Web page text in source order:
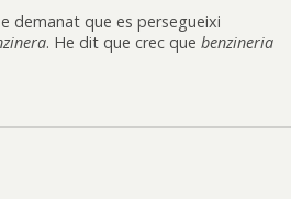
demanat que es persegueixi
. He dit que crec que benzineria